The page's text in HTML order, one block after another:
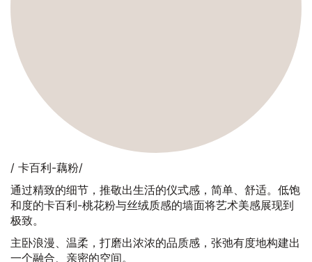
/ 卡百利-藕粉/
通过精致的细节，推敬出生活的仪式感，简单、舒适。低饱
和度的卡百利-桃花粉与丝绒质感的墙面将艺术美感展现到
极致。
主卧浪漫、温柔，打磨出浓浓的品质感，张弛有度地构建出
一个融合、亲密的空间。